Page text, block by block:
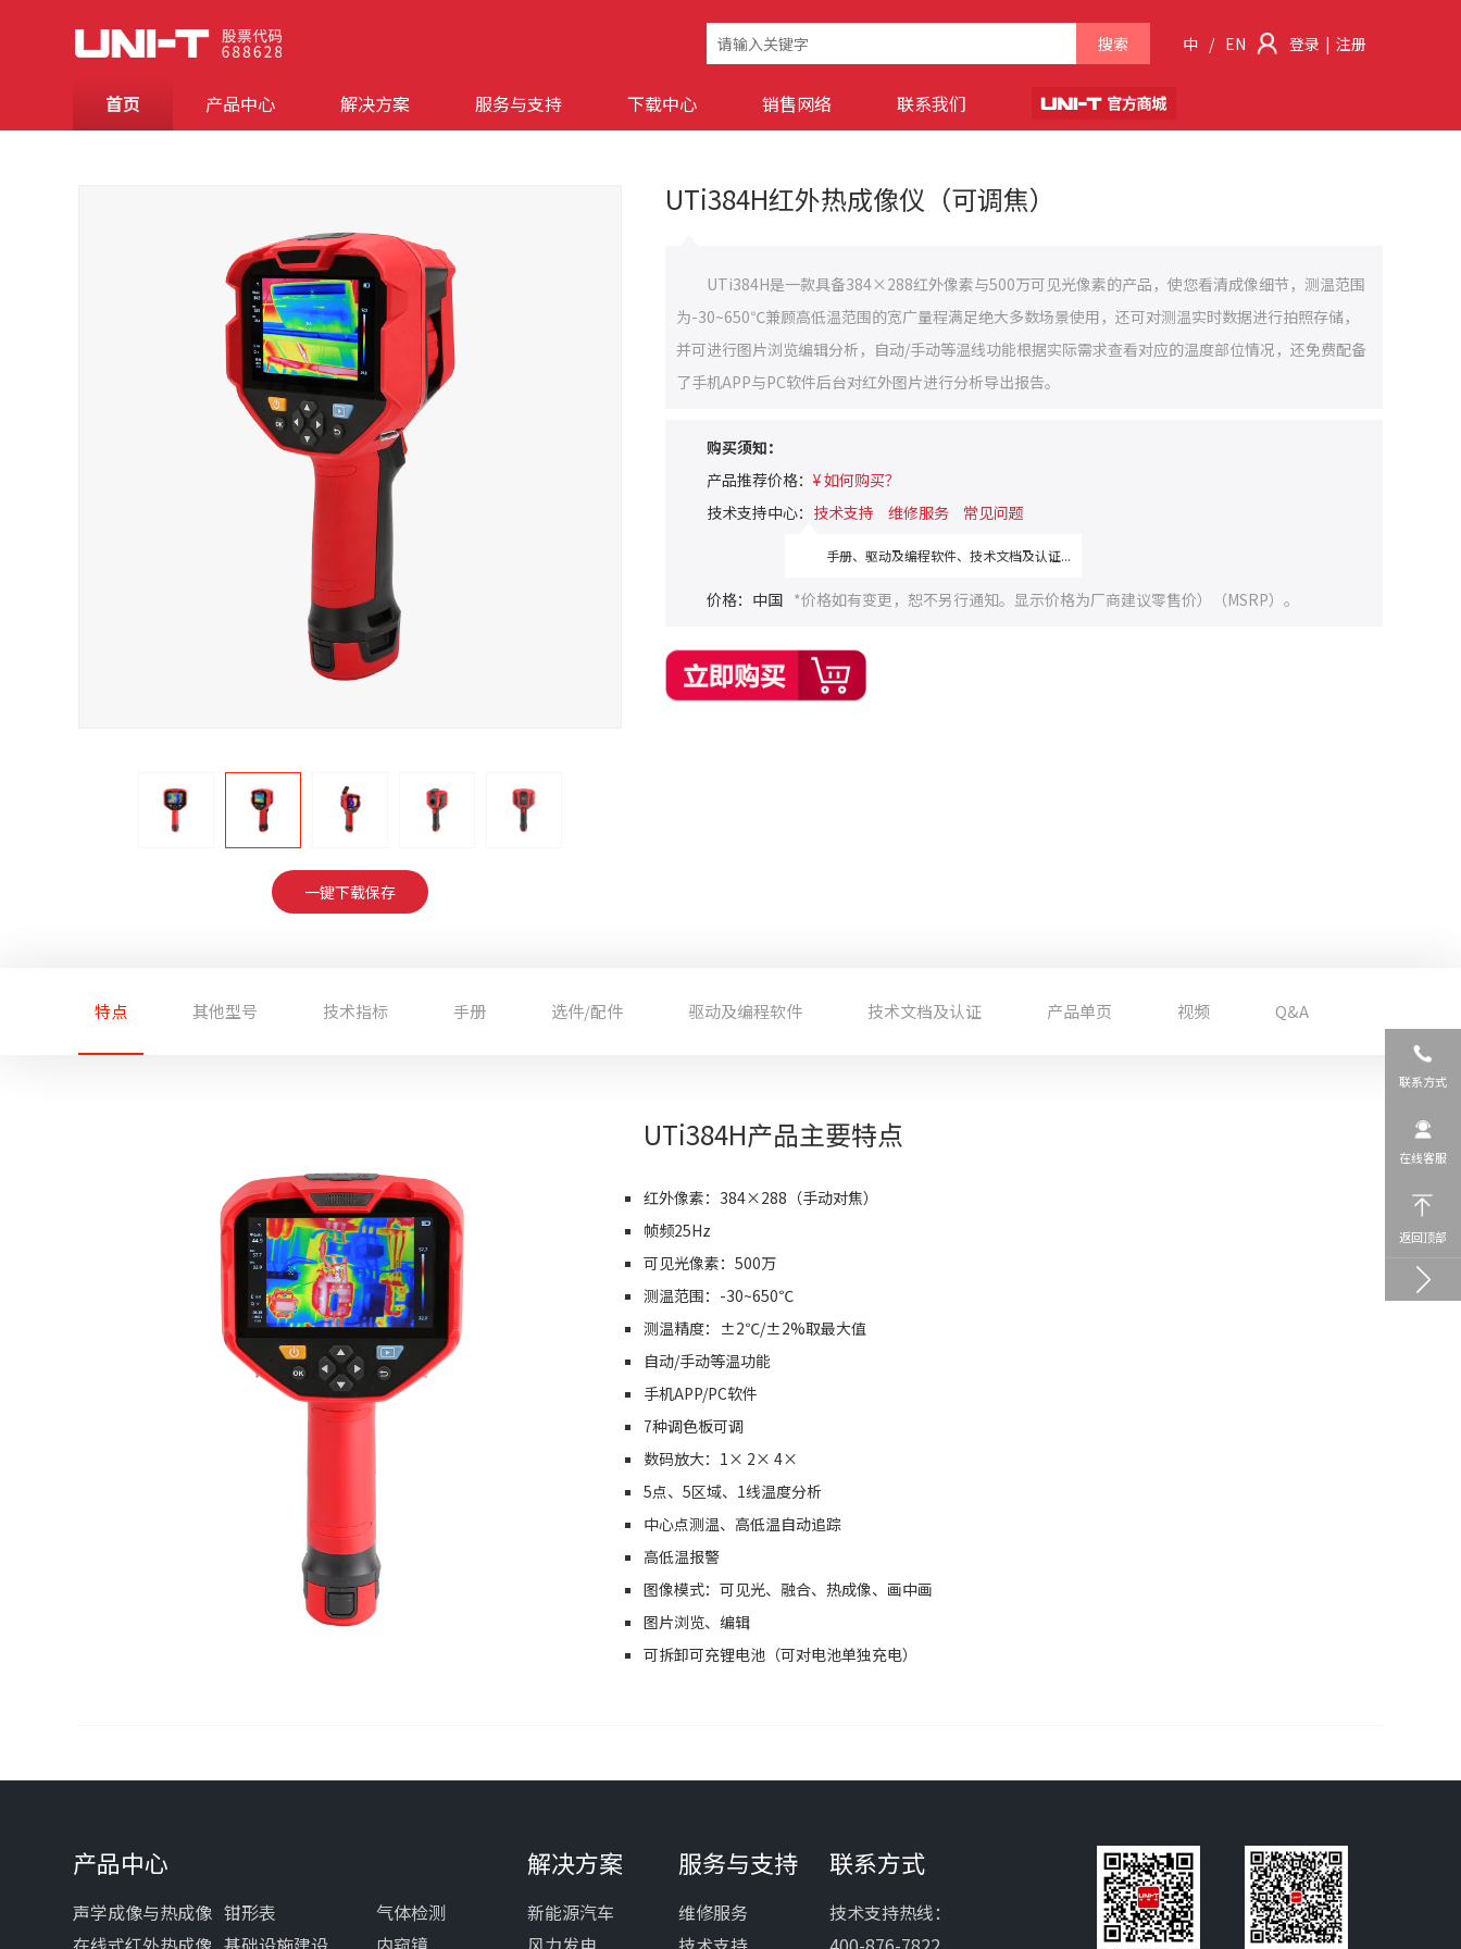
搜索 中 / EN 登录 | 注册
首页 产品中心 解决方案 服务与支持 下载中心 销售网络 联系我们
一键下载保存
UTi384H红外热成像仪（可调焦）
UTi384H是一款具备384×288红外像素与500万可见光像素的产品，使您看清成像细节，测温范围
为-30~650℃兼顾高低温范围的宽广量程满足绝大多数场景使用，还可对测温实时数据进行拍照存储，
并可进行图片浏览编辑分析，自动/手动等温线功能根据实际需求查看对应的温度部位情况，还免费配备
了手机APP与PC软件后台对红外图片进行分析导出报告。
购买须知：
产品推荐价格： ¥ 如何购买？
技术支持中心： 技术支持 维修服务 常见问题
手册、驱动及编程软件、技术文档及认证...
价格：中国 *价格如有变更，恕不另行通知。显示价格为厂商建议零售价）（MSRP）。
特点 其他型号 技术指标 手册 选件/配件 驱动及编程软件 技术文档及认证 产品单页 视频 Q&A
UTi384H产品主要特点
红外像素：384×288（手动对焦）
帧频25Hz
可见光像素：500万
测温范围：-30~650℃
测温精度：±2℃/±2%取最大值
自动/手动等温功能
手机APP/PC软件
7种调色板可调
数码放大：1× 2× 4×
5点、5区域、1线温度分析
中心点测温、高低温自动追踪
高低温报警
图像模式：可见光、融合、热成像、画中画
图片浏览、编辑
可拆卸可充锂电池（可对电池单独充电）
产品中心
声学成像与热成像 钳形表
气体检测
解决方案
新能源汽车
服务与支持
维修服务
联系方式
技术支持热线：
联系方式
在线客服
返回顶部